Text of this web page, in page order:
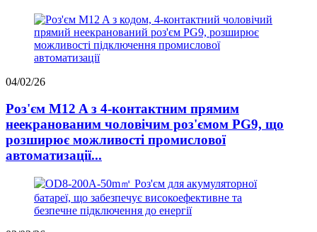
04/02/26
Роз'єм M12 A з 4-контактним прямим
неекранованим чоловічим роз'ємом PG9, що
розширює можливості промислової
автоматизації...